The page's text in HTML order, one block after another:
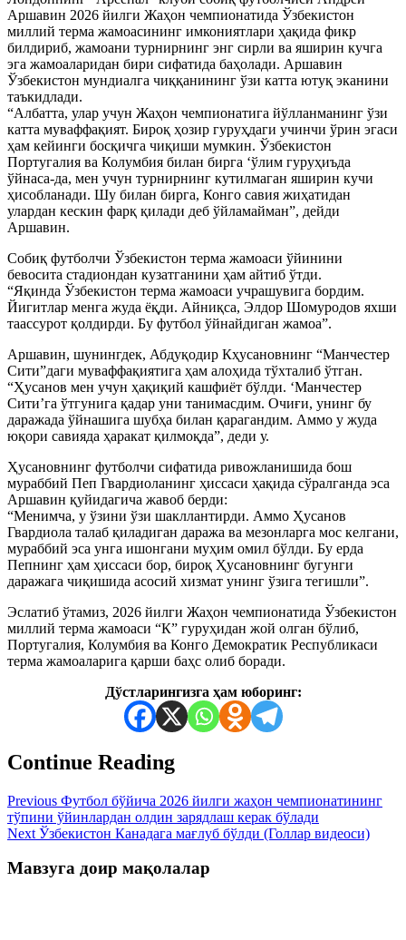
Аршавин 2026 йилги Жаҳон чемпионатида Ўзбекистон
миллий терма жамоасининг имкониятлари ҳақида фикр
билдириб, жамоани турнирнинг энг сирли ва яширин кучга
эга жамоаларидан бири сифатида баҳолади. Аршавин
Ўзбекистон мундиалга чиққанининг ўзи катта ютуқ эканини
таъкидлади.
“Албатта, улар учун Жаҳон чемпионатига йўлланманинг ўзи
катта муваффақият. Бироқ ҳозир гуруҳдаги учинчи ўрин эгаси
ҳам кейинги босқичга чиқиши мумкин. Ўзбекистон
Португалия ва Колумбия билан бирга ‘ўлим гуруҳиъда
ўйнаса-да, мен учун турнирнинг кутилмаган яширин кучи
ҳисобланади. Шу билан бирга, Конго савия жиҳатидан
улардан кескин фарқ қилади деб ўйламайман”, дейди
Аршавин.
Собиқ футболчи Ўзбекистон терма жамоаси ўйинини
бевосита стадиондан кузатганини ҳам айтиб ўтди.
“Яқинда Ўзбекистон терма жамоаси учрашувига бордим.
Йигитлар менга жуда ёқди. Айниқса, Элдор Шомуродов яхши
таассурот қолдирди. Бу футбол ўйнайдиган жамоа”.
Аршавин, шунингдек, Абдуқодир Кҳусановнинг “Манчестер
Сити”даги муваффақиятига ҳам алоҳида тўхталиб ўтган.
“Ҳусанов мен учун ҳақиқий кашфиёт бўлди. ‘Манчестер
Ситиʼга ўтгунига қадар уни танимасдим. Очиғи, унинг бу
даражада ўйнашига шубҳа билан қарагандим. Аммо у жуда
юқори савияда ҳаракат қилмоқда”, деди у.
Ҳусановнинг футболчи сифатида ривожланишида бош
мураббий Пеп Гвардиоланинг ҳиссаси ҳақида сўралганда эса
Аршавин қуйидагича жавоб берди:
“Менимча, у ўзини ўзи шакллантирди. Аммо Ҳусанов
Гвардиола талаб қиладиган даража ва мезонларга мос келгани,
мураббий эса унга ишонгани муҳим омил бўлди. Бу ерда
Пепнинг ҳам ҳиссаси бор, бироқ Ҳусановнинг бугунги
даражага чиқишида асосий хизмат унинг ўзига тегишли”.
Эслатиб ўтамиз, 2026 йилги Жаҳон чемпионатида Ўзбекистон
миллий терма жамоаси “К” гуруҳидан жой олган бўлиб,
Португалия, Колумбия ва Конго Демократик Республикаси
терма жамоаларига қарши баҳс олиб боради.
Дўстларингизга ҳам юборинг:
Continue Reading
Previous Футбол бўйича 2026 йилги жаҳон чемпионатининг
тўпини ўйинлардан олдин зарядлаш керак бўлади
Next Ўзбекистон Канадага мағлуб бўлди (Голлар видеоси)
Мавзуга доир мақолалар